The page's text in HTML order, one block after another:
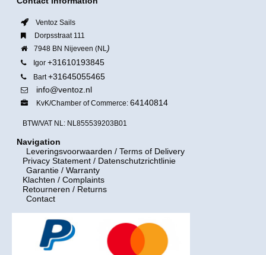
Ventoz Sails
Dorpsstraat 111
7948 BN Nijeveen (NL )
Igor +31610193845
Bart+31645055465
info@ventoz.nl
KvK/Chamber of Commerce: 64140814
BTW/VAT NL: NL855539203B01
Navigation
Leveringsvoorwaarden / Terms of Delivery
Privacy Statement / Datenschutzrichtlinie
Garantie / Warranty
Klachten / Complaints
Retourneren / Returns
Contact